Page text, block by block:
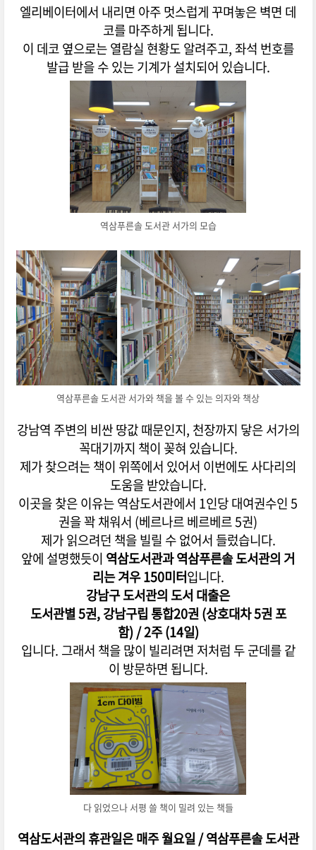
엘리베이터에서 내리면 아주 멋스럽게 꾸며놓은 벽면 데
코를 마주하게 됩니다.
이 데코 옆으로는 열람실 현황도 알려주고, 좌석 번호를
발급 받을 수 있는 기계가 설치되어 있습니다.
역삼푸른솔 도서관 서가의 모습
역삼푸른솔 도서관 서가와 책을 볼 수 있는 의자와 책상
강남역 주변의 비싼 땅값 때문인지, 천장까지 닿은 서가의
꼭대기까지 책이 꽂혀 있습니다.
제가 찾으려는 책이 위쪽에서 있어서 이번에도 사다리의
도움을 받았습니다.
이곳을 찾은 이유는 역삼도서관에서 1인당 대여권수인 5
권을 꽉 채워서 (베르나르 베르베르 5권)
제가 읽으려던 책을 빌릴 수 없어서 들렀습니다.
앞에 설명했듯이 역삼도서관과 역삼푸른솔 도서관의 거
리는 겨우 150미터입니다.
강남구 도서관의 도서 대출은
도서관별 5권, 강남구립 통합20권 (상호대차 5권 포
함) / 2주 (14일)
입니다. 그래서 책을 많이 빌리려면 저처럼 두 군데를 같
이 방문하면 됩니다.
다 읽었으나 서평 쓸 책이 밀려 있는 책들
역삼도서관의 휴관일은 매주 월요일 / 역삼푸른솔 도서관